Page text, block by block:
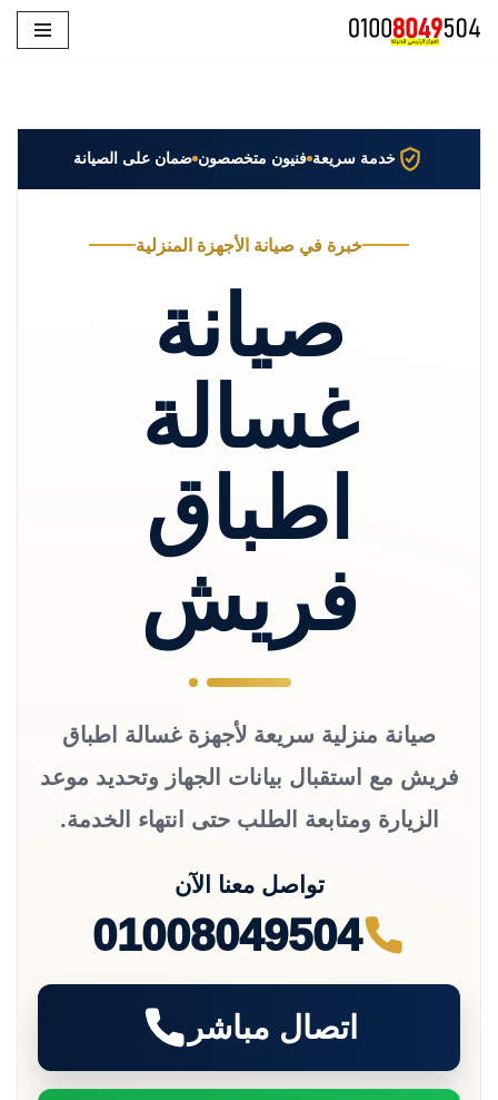
خدمة سريعة فنيون متخصصون ضمان على الصيانة
خبرة في صيانة الأجهزة المنزلية
صيانة
غسالة
اطباق
فريش
صيانة منزلية سريعة لأجهزة غسالة اطباق
فريش مع استقبال بيانات الجهاز وتحديد موعد
الزيارة ومتابعة الطلب حتى انتهاء الخدمة.
تواصل معنا الآن
01008049504
اتصال مباشر